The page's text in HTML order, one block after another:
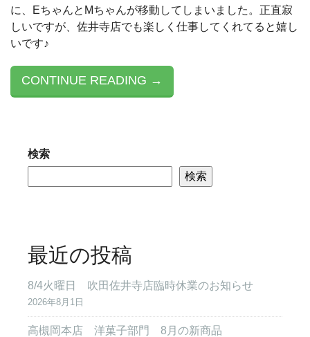
に、EちゃんとMちゃんが移動してしまいました。正直寂
しいですが、佐井寺店でも楽しく仕事してくれてると嬉し
いです♪
CONTINUE READING →
検索
検索
最近の投稿
8/4火曜日 吹田佐井寺店臨時休業のお知らせ
2026年8月1日
高槻岡本店 洋菓子部門 8月の新商品